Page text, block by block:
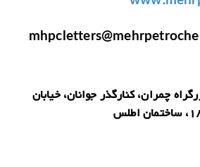
چمران، کنارگذر جوانان، خیابان